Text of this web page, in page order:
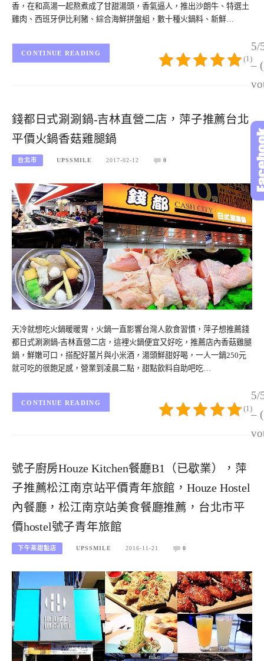
香，在和高湯一起熬煮成了甘甜湯頭，香氣逼人，推出沙朗牛、特選土
雞肉、西班牙伊比利豬、綜合海鮮拼盤組，數十種火鍋料、新鮮…
5/
–
(1)
CONTINUE READING
錢都日式涮涮鍋-吉林直營二店，萍子推薦台北
平價火鍋香菇雞腿鍋
台北市 UPSSMILE 2017-02-12 0
天冷就想吃火鍋暖暖胃，火鍋一直影響台灣人飲食習慣，萍子想推薦錢
都日式涮涮鍋-吉林直營二店，這裡火鍋便宜又好吃，推薦店內香菇雞腿
鍋，鮮嫩可口，搭配好薑片與小米酒，湯頭鮮甜好喝，一人一鍋250元
就可吃的很飽足感，營業到凌晨二點，甜點飲料自助吧吃…
5/
–
(1)
CONTINUE READING
號子廚房Houze Kitchen餐廳B1（已歇業），萍
子推薦松江南京站平價青年旅館，Houze Hostel
內餐廳，松江南京站美食餐廳推薦，台北市平
價hostel號子青年旅館
下午茶甜點店 UPSSMILE 2016-11-21 0